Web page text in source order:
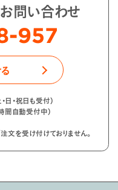
問い合わせ
957
・祝日も受付）
自動受付中）
文を受け付けておりません。